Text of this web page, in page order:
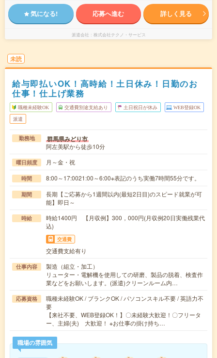
気になる! 応募へ進む 詳しく見る
派遣会社 株式会社テクノ・サービス
未読
給与即払いOK！高時給！土日休み！日勤のお
仕事！仕上げ業務
職種未経験OK 交通費別途支給あり 土日祝日が休み WEB登録OK
派遣
勤務地 群馬県みどり市
阿左美駅から徒歩10分
曜日頻度 月～金・祝
時間 8:00～17:0021:00～6:00※表記のうち実働7時間55分です。
期間
長期【ご応募から1週間以内(最短2日目)のスピード就業が可
能】即日～
時給
時給1400円 【月収例】300，000円(月収例20日実働残業代
込)
交通費
交通費支給有り
仕事内容
製造（組立・加工）
リューター・電解機を使用しての研磨、製品の脱着、検査作
業などをお願いします。(派遣)クリーンルーム内…
応募資格
職種未経験OK / ブランクOK / パソコンスキル不要 / 英語力不
要
【来社不要、WEB登録OK！】〇未経験大歓迎！〇フリータ
ー、主婦(夫) 大歓迎！ ※お仕事の掛け持ち…
職場の雰囲気